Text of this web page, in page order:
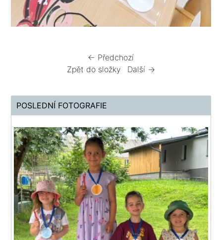
← Předchozí
Zpět do složky
Další →
POSLEDNÍ FOTOGRAFIE